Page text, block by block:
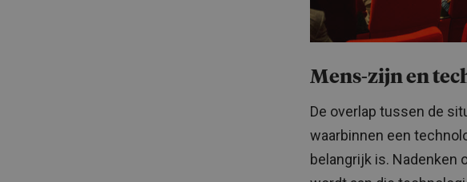
Mens-zijn en
De overlap tussen de
waarbinnen een
belangrijk is. Nadenken